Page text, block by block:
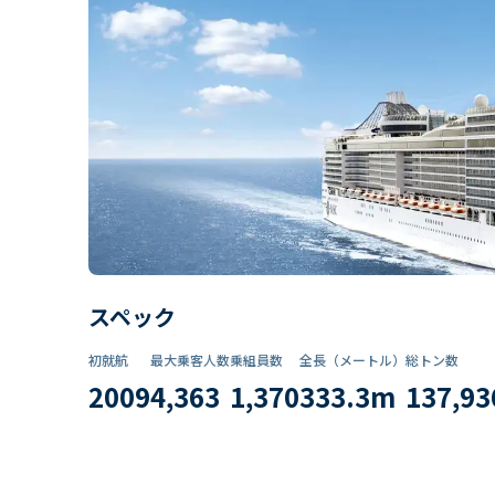
スペック
初就航
2009
最大乗客人数
4,363
乗組員数​
1,370
全長（メートル）
333.3m
総トン数​